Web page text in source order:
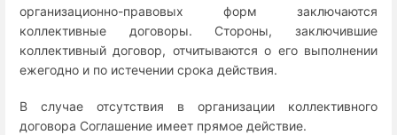
организационно-правовых форм заключаются
коллективные договоры. Стороны, заключившие
коллективный договор, отчитываются о его выполнении
ежегодно и по истечении срока действия.
В случае отсутствия в организации коллективного
договора Соглашение имеет прямое действие.